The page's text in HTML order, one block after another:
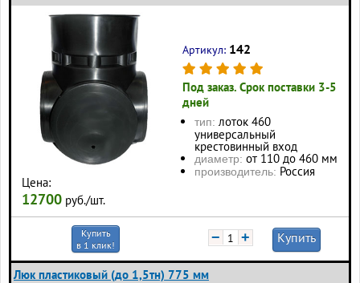
Цена:
12700 руб./шт.
Артикул: 142
Под заказ. Срок поставки 3-5
дней
тип: лоток 460
универсальный
крестовинный вход
диаметр: от 110 до 460 мм
производитель: Россия
Купить
в 1 клик!
− + Купить
Люк пластиковый (до 1,5тн) 775 мм